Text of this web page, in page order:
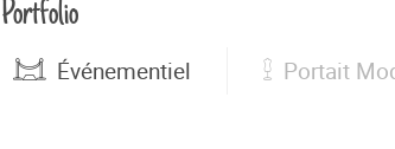
Portfolio
Événementiel Portait